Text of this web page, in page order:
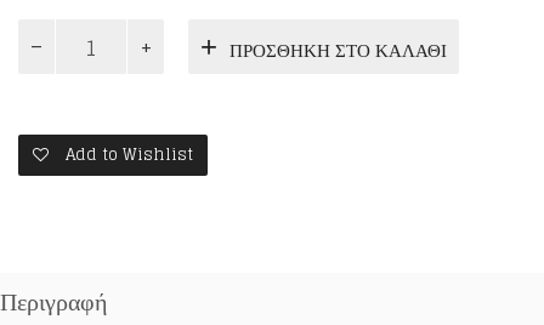
ΠΡΟΒΛΗΜΑ
ΣΤΗ
ΦΙΛΟΣΟΦΙΑ
ΤΗΣ
ΠΡΟΣΘΉΚΗ ΣΤΟ ΚΑΛΆΘΙ
Add to Wishlist
Περιγραφή